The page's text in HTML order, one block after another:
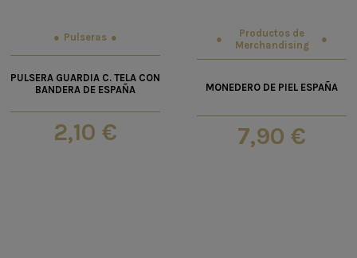
Pulseras
PULSERA GUARDIA C. TELA CON
BANDERA DE ESPAÑA
2,10 €
Productos de
Merchandising
MONEDERO DE PIEL ESPAÑA
7,90 €